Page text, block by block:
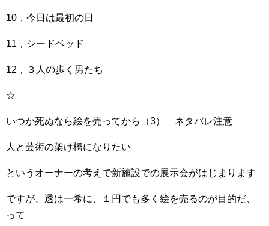
10，今日は最初の日
11，シードベッド
12，３人の歩く男たち
☆
いつか死ぬなら絵を売ってから（3） ネタバレ注意
人と芸術の架け橋になりたい
というオーナーの考えで新施設での展示会がはじまります
ですが、透は一希に、１円でも多く絵を売るのが目的だ、
って